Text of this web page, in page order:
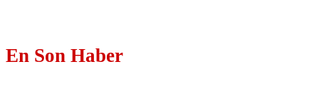
En Son Haber